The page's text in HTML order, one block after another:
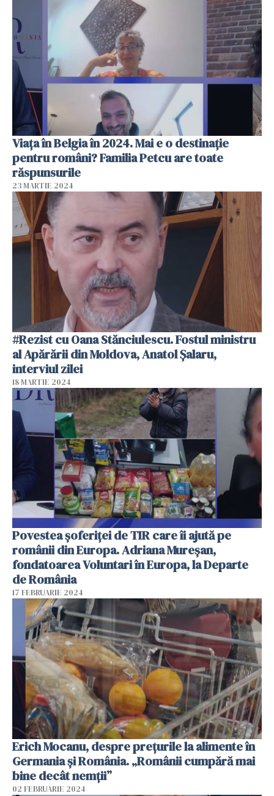
Viața în Belgia în 2024. Mai e o destinație
pentru români? Familia Petcu are toate
răspunsurile
23 MARTIE 2024
#Rezist cu Oana Stănciulescu. Fostul ministru
al Apărării din Moldova, Anatol Șalaru,
interviul zilei
18 MARTIE 2024
Povestea șoferiței de TIR care îi ajută pe
românii din Europa. Adriana Mureșan,
fondatoarea Voluntari în Europa, la Departe
de România
17 FEBRUARIE 2024
Erich Mocanu, despre prețurile la alimente în
Germania și România. „Românii cumpără mai
bine decât nemții”
02 FEBRUARIE 2024